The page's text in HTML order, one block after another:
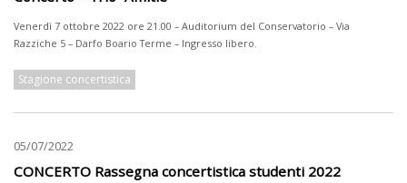
Venerdì 7 ottobre 2022 ore 21.00 – Auditorium del Conservatorio – Via
Razziche 5 – Darfo Boario Terme – Ingresso libero.
Stagione concertistica
05/07/2022
CONCERTO Rassegna concertistica studenti 2022